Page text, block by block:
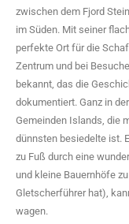
zwischen dem Fjord
im Süden. Mit seiner
perfekte Ort für die
Zentrum und bei
bekannt, das die
dokumentiert. Ganz in
Gemeinden Islands, die
dünnsten besiedelte ist.
zu Fuß durch eine
und kleine Bauernhöfe
Gletscherführer hat),
wagen.